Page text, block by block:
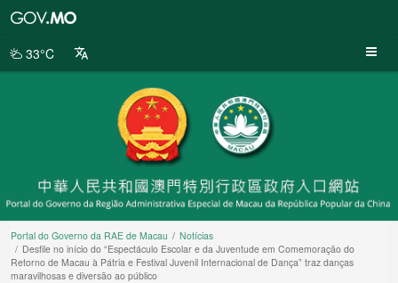
da
33°C
Portal do Governo da RAE de Macau
Notícias
Desfile no início do “Espectáculo Escolar e da Juventude em Comemoração do
Retorno de Macau à Pátria e Festival Juvenil Internacional de Dança” traz danças
maravilhosas e diversão ao público